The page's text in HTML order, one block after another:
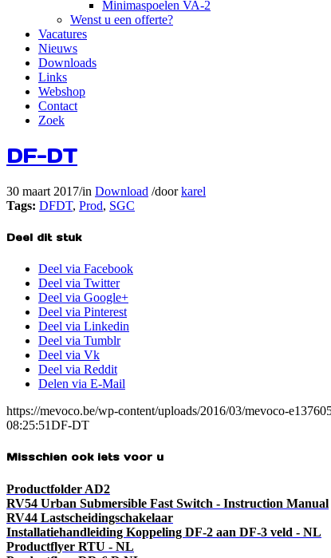
Minimaspoelen VA-2
Wenst u een offerte?
Vacatures
Nieuws
Downloads
Links
Webshop
Contact
Zoek
DF-DT
30 maart 2017/in Download /doorkarel
Tags: DFDT, Prod, SGC
Deel dit stuk
Deel via Facebook
Deel via Twitter
Deel via Google+
Deel via Pinterest
Deel via Linkedin
Deel via Tumblr
Deel via Vk
Deel via Reddit
Delen via E-Mail
https://mevoco.be/wp-content/uploads/2016/03/mevoco-
08:25:51DF-DT
Misschien ook iets voor u
Productfolder AD2
RV54 Urban Submersible Fast Switch - Instruction Manual
RV44 Lastscheidingschakelaar
Installatiehandleiding Koppeling DF-2 aan DF-3 veld - NL
Productflyer RTU - NL